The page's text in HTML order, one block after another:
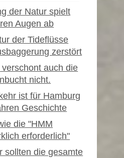
der Natur spielt
Augen ab
der Tideflüsse
zerstört
auch die
nicht.
ist für Hamburg
Geschichte
die "HMM
erforderlich"
sollten die gesamte